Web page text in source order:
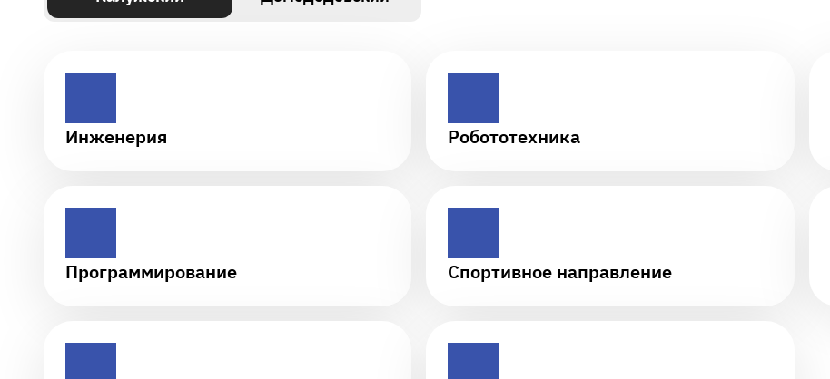
Инженерия Робототехника
Программирование Спортивное направление